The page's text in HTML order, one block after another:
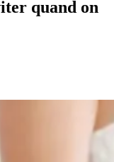
quand on